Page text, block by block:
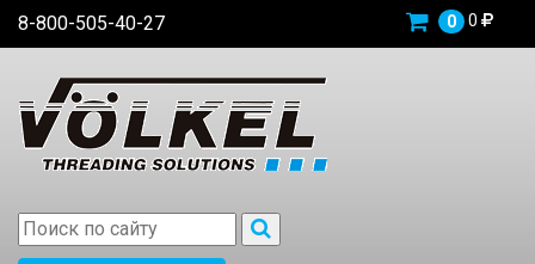
8-800-505-40-27 0 0